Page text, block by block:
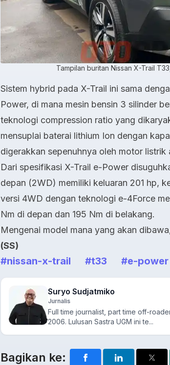
Tampilan buritan Nissan X-Trail
Sistem hybrid pada X-Trail ini sama
Power, di mana mesin bensin 3 silinder
teknologi compression ratio yang
mensuplai baterai lithium Ion dengan
digerakkan sepenuhnya oleh motor listrik
Dari spesifikasi X-Trail e-Power
depan (2WD) memiliki keluaran 201 hp,
versi 4WD dengan teknologi e-4Force
Nm di depan dan 195 Nm di belakang.
Mengenai model mana yang akan
(SS)
#nissan-x-trail #t33 #e-power
Suryo Sudjatmiko
Jurnalis
Full time journalist, part time off-
2006. Lulusan Sastra UGM ini te...
Bagikan ke: